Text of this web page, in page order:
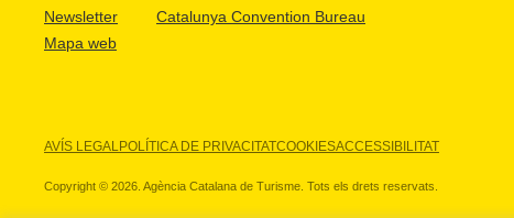
Newsletter
Mapa web
Catalunya Convention Bureau
AVÍS LEGALPOLÍTICA DE PRIVACITATCOOKIESACCESSIBILITAT
Copyright © 2026. Agència Catalana de Turisme. Tots els drets reservats.